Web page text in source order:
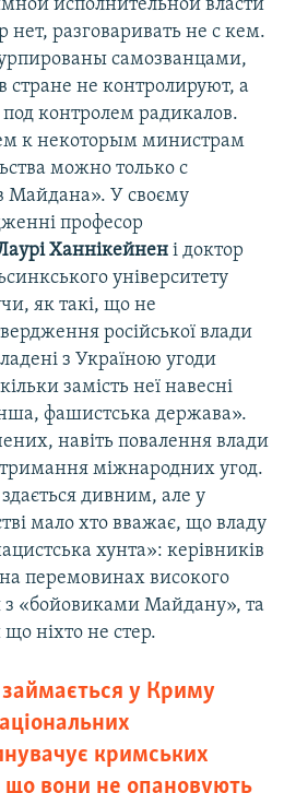
исполнительной власти
разговаривать не с кем.
самозванцами,
стране не контролируют, а
контролем радикалов.
к некоторым министрам
можно только с
Майдана». У своєму
професор
Ханнікейнен і доктор
університету
як такі, що не
російської влади
з Україною угоди
замість неї навесні
фашистська держава».
навіть повалення влади
міжнародних угод.
дивним, але у
мало хто вважає, що владу
хунта»: керівників
перемовинах високого
з «бойовиками Майдану», та
ніхто не стер.
у Криму
кримських
що вони не опановують